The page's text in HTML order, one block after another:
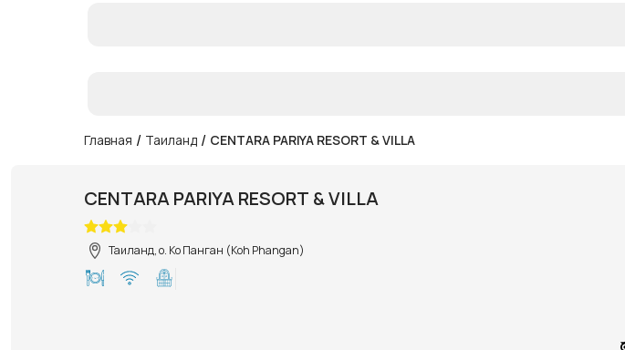
Главная / Таиланд / CENTARA PARIYA RESORT & VILLA
CENTARA PARIYA RESORT & VILLA
Таиланд, о. Ко Панган (Koh Phangan)